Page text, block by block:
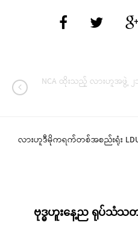
NCA ထိုးသည့် လားဟူအဖွဲ့
လားဟူဒီမိုကရက်တစ်အစည်းရုံး
ဗုဒ္ဓဟူးနေ့ည ရုပ်သံသတ